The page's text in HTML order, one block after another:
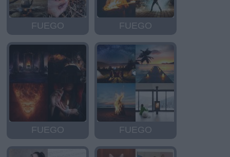
FUEGO FUEGO
FUEGO FUEGO